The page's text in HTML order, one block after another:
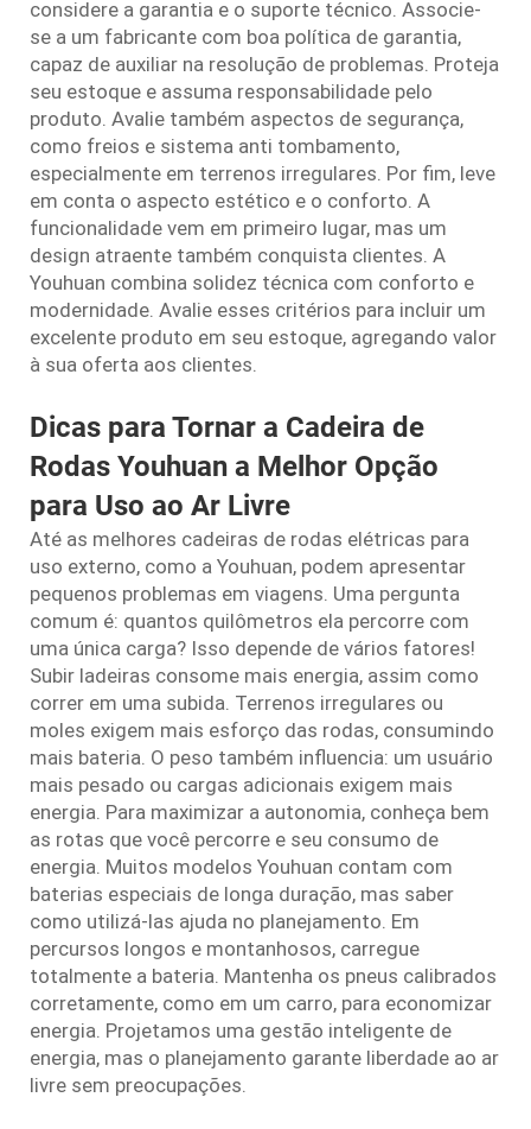
considere a garantia e o suporte técnico. Associe-
se a um fabricante com boa política de garantia,
capaz de auxiliar na resolução de problemas. Proteja
seu estoque e assuma responsabilidade pelo
produto. Avalie também aspectos de segurança,
como freios e sistema anti tombamento,
especialmente em terrenos irregulares. Por fim, leve
em conta o aspecto estético e o conforto. A
funcionalidade vem em primeiro lugar, mas um
design atraente também conquista clientes. A
Youhuan combina solidez técnica com conforto e
modernidade. Avalie esses critérios para incluir um
excelente produto em seu estoque, agregando valor
à sua oferta aos clientes.
Dicas para Tornar a Cadeira de
Rodas Youhuan a Melhor Opção
para Uso ao Ar Livre
Até as melhores cadeiras de rodas elétricas para
uso externo, como a Youhuan, podem apresentar
pequenos problemas em viagens. Uma pergunta
comum é: quantos quilômetros ela percorre com
uma única carga? Isso depende de vários fatores!
Subir ladeiras consome mais energia, assim como
correr em uma subida. Terrenos irregulares ou
moles exigem mais esforço das rodas, consumindo
mais bateria. O peso também influencia: um usuário
mais pesado ou cargas adicionais exigem mais
energia. Para maximizar a autonomia, conheça bem
as rotas que você percorre e seu consumo de
energia. Muitos modelos Youhuan contam com
baterias especiais de longa duração, mas saber
como utilizá-las ajuda no planejamento. Em
percursos longos e montanhosos, carregue
totalmente a bateria. Mantenha os pneus calibrados
corretamente, como em um carro, para economizar
energia. Projetamos uma gestão inteligente de
energia, mas o planejamento garante liberdade ao ar
livre sem preocupações.